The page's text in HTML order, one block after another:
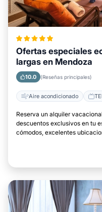
Ofertas especiales
largas en Mendoza
10.0 (Reseñas principales)
Aire acondicionado
Reserva un alquiler
descuentos exclusivos en tu
cómodos, excelentes